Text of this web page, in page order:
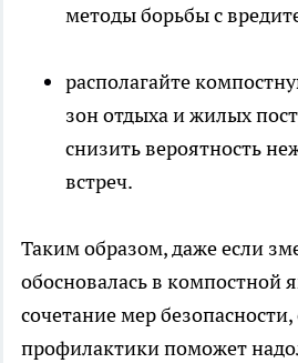
методы борьбы с
располагайте
зон отдыха и жилых
снизить вероятность
встреч.
Таким образом, даже если
обосновалась в компостной
сочетание мер
профилактики поможет